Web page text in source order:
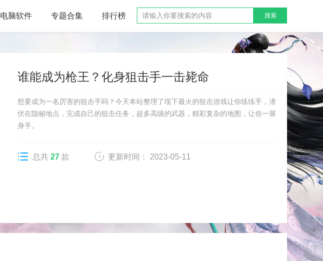
电脑软件 专题合集 排行榜 搜索
谁能成为枪王？化身狙击手一击毙命
想要成为一名厉害的狙击手吗？今天本站整理了现下最火的狙击游戏让你练练手，潜
伏在隐秘地点，完成自己的狙击任务，超多高级的武器，精彩复杂的地图，让你一展
身手。
总共 27 款 更新时间： 2023-05-11